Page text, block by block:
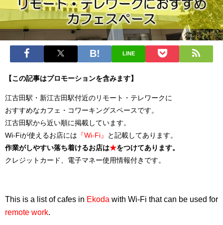
LINE
【この記事はプロモーションを含みます】
江古田駅・新江古田駅付近のリモート・テレワークに
おすすめなカフェ・コワーキングスペースです。
江古田駅から近い順に掲載しています。
Wi-Fiが使えるお店には 『Wi-Fi』
と記載してあります。
作業がしやすい落ち着けるお店は★をつけてあります。
クレジットカード、電子マネー使用情報付きです。
This is a list of cafes in Ekoda with Wi-Fi that can be used for
remote work